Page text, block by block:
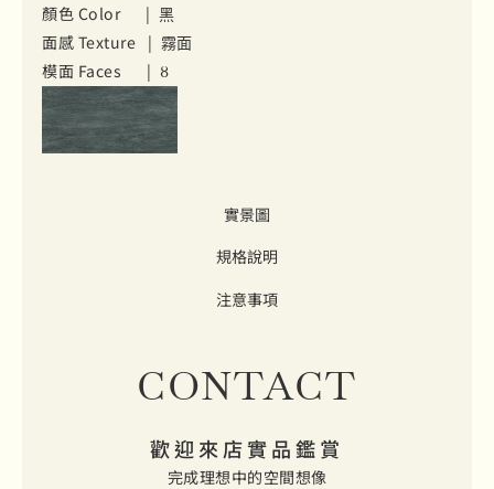
實景圖
規格說明
注意事項
顏色 Color | 黑
面感 Texture | 霧面
模面 Faces | 8
CONTACT
歡迎來店實品鑑賞
完成理想中的空間想像